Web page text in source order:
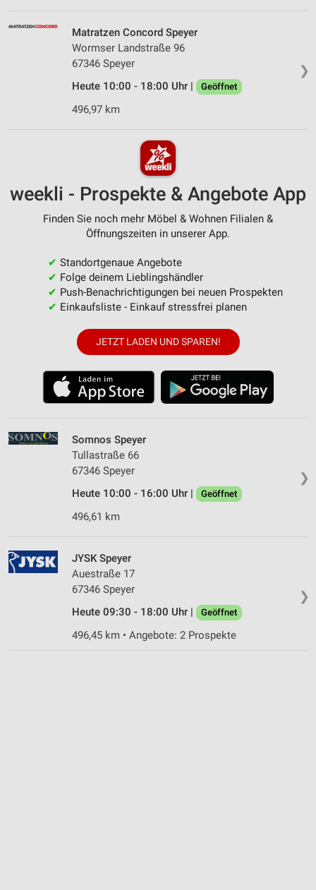
❯
Matratzen Concord Speyer
Wormser Landstraße 96
67346 Speyer
Heute 10:00 - 18:00 Uhr |
Geöffnet
496,97 km
weekli - Prospekte & Angebote App
Finden Sie noch mehr Möbel & Wohnen Filialen &
Öffnungszeiten in unserer App.
✔ Standortgenaue Angebote
✔ Folge deinem Lieblingshändler
✔ Push-Benachrichtigungen bei neuen Prospekten
✔ Einkaufsliste - Einkauf stressfrei planen
JETZT LADEN UND SPAREN!
❯
Somnos Speyer
Tullastraße 66
67346 Speyer
Heute 10:00 - 16:00 Uhr |
Geöffnet
496,61 km
❯
JYSK Speyer
Auestraße 17
67346 Speyer
Heute 09:30 - 18:00 Uhr |
Geöffnet
496,45 km • Angebote: 2 Prospekte